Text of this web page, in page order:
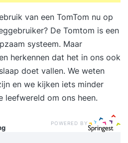
van een TomTom nu op
De Tomtom is een
systeem. Maar
herkennen dat het in ons ook
doet vallen. We weten
en we kijken iets minder
leefwereld om ons heen.
POWERED BY